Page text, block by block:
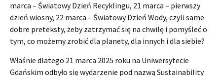
marca – Światowy Dzień Recyklingu, 21 marca – pierwszy
dzień wiosny, 22 marca – Światowy Dzień Wody, czyli same
dobre preteksty, żeby zatrzymać się na chwilę i pomyśleć o
tym, co możemy zrobić dla planety, dla innych i dla siebie?
Właśnie dlatego 21 marca 2025 roku na Uniwersytecie
Gdańskim odbyło się wydarzenie pod nazwą Sustainability